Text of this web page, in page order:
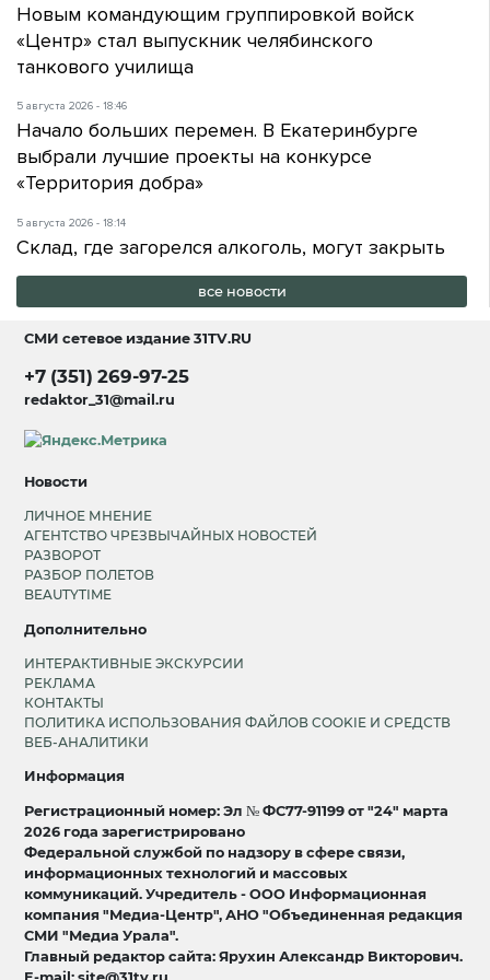
Новым командующим группировкой войск
«Центр» стал выпускник челябинского
танкового училища
5 августа 2026 - 18:46
Начало больших перемен. В Екатеринбурге
выбрали лучшие проекты на конкурсе
«Территория добра»
5 августа 2026 - 18:14
Склад, где загорелся алкоголь, могут закрыть
все новости
СМИ сетевое издание31TV.RU
+7 (351) 269-97-25
redaktor_31@mail.ru
Новости
ЛИЧНОЕ МНЕНИЕ
АГЕНТСТВО ЧРЕЗВЫЧАЙНЫХ НОВОСТЕЙ
РАЗВОРОТ
РАЗБОР ПОЛЕТОВ
BEAUTYTIME
Дополнительно
ИНТЕРАКТИВНЫЕ ЭКСКУРСИИ
РЕКЛАМА
КОНТАКТЫ
ПОЛИТИКА ИСПОЛЬЗОВАНИЯ ФАЙЛОВ COOKIE И СРЕДСТВ
ВЕБ-АНАЛИТИКИ
Информация
Регистрационный номер: Эл № ФС77-91199 от "24" марта
2026 года зарегистрировано
Федеральной службой по надзору в сфере связи,
информационных технологий и массовых
коммуникаций. Учредитель - ООО Информационная
компания "Медиа-Центр", АНО "Объединенная редакция
СМИ "Медиа Урала".
Главный редактор сайта: Ярухин Александр Викторович.